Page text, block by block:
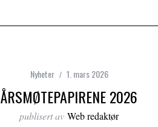
Nyheter 1. mars 2026
ÅRSMØTEPAPIRENE 2026
publisert av Web redaktør